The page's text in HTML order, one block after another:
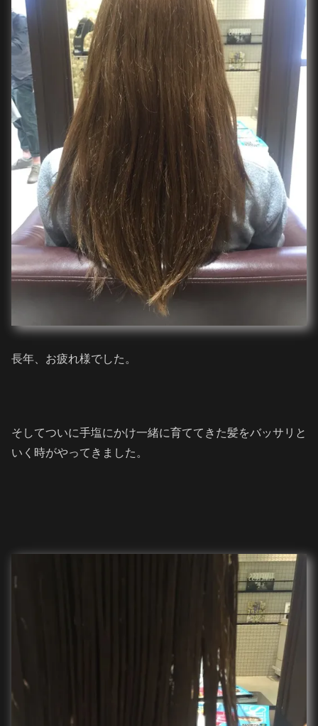
長年、お疲れ様でした。
そしてついに手塩にかけ一緒に育ててきた髪をバッサリと
いく時がやってきました。